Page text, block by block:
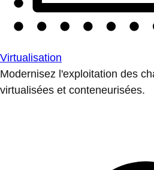
Virtualisation
Modernisez l'exploitation des
virtualisées et conteneurisées.